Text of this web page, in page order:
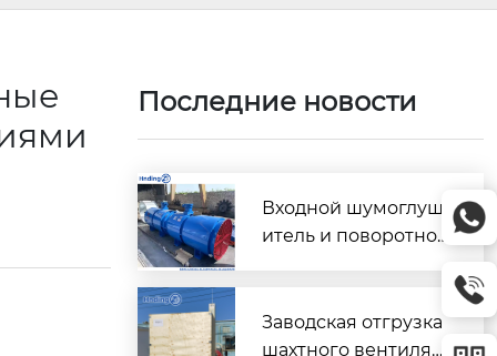
Последние новости
Входной шумоглуш
итель и поворотно-
вентилятора главно
го проветривания
Заводская отгрузка
шахтного вентилят